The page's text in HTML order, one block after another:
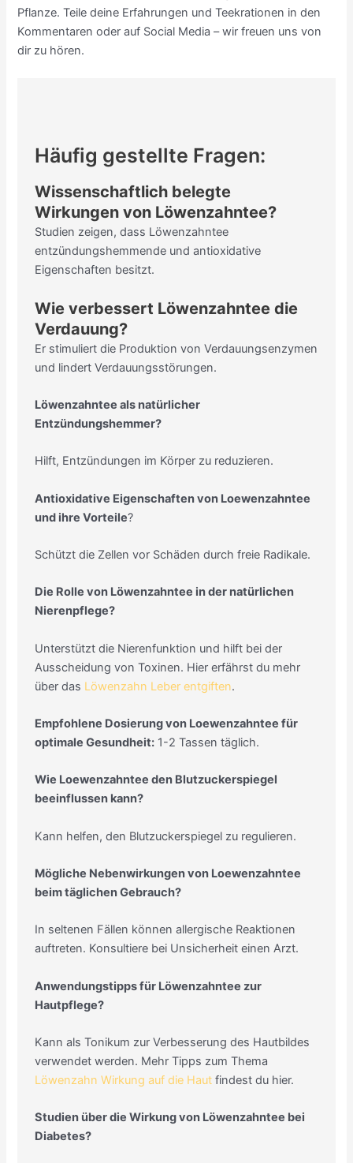
Pflanze. Teile deine Erfahrungen und Teekrationen in den
Kommentaren oder auf Social Media – wir freuen uns von
dir zu hören.
Häufig gestellte Fragen:
Wissenschaftlich belegte
Wirkungen von Löwenzahntee?
Studien zeigen, dass Löwenzahntee
entzündungshemmende und antioxidative
Eigenschaften besitzt.
Wie verbessert Löwenzahntee die
Verdauung?
Er stimuliert die Produktion von Verdauungsenzymen
und lindert Verdauungsstörungen.
Löwenzahntee als natürlicher
Entzündungshemmer?
Hilft, Entzündungen im Körper zu reduzieren.
Antioxidative Eigenschaften von Loewenzahntee
und ihre Vorteile?
Schützt die Zellen vor Schäden durch freie Radikale.
Die Rolle von Löwenzahntee in der natürlichen
Nierenpflege?
Unterstützt die Nierenfunktion und hilft bei der
Ausscheidung von Toxinen. Hier erfährst du mehr
über das Löwenzahn Leber entgiften.
Empfohlene Dosierung von Loewenzahntee für
optimale Gesundheit: 1-2 Tassen täglich.
Wie Loewenzahntee den Blutzuckerspiegel
beeinflussen kann?
Kann helfen, den Blutzuckerspiegel zu regulieren.
Mögliche Nebenwirkungen von Loewenzahntee
beim täglichen Gebrauch?
In seltenen Fällen können allergische Reaktionen
auftreten. Konsultiere bei Unsicherheit einen Arzt.
Anwendungstipps für Löwenzahntee zur
Hautpflege?
Kann als Tonikum zur Verbesserung des Hautbildes
verwendet werden. Mehr Tipps zum Thema
Löwenzahn Wirkung auf die Haut findest du hier.
Studien über die Wirkung von Löwenzahntee bei
Diabetes?